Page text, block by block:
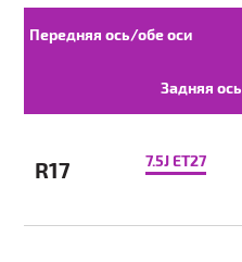
Передняя ось/обе оси
Задняя ось
R17 7.5J ET27